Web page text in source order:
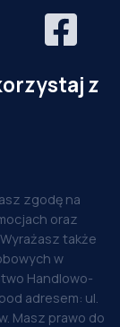
z
zgodę na
oraz
także
w
Handlowo-
adresem: ul.
Masz prawo do